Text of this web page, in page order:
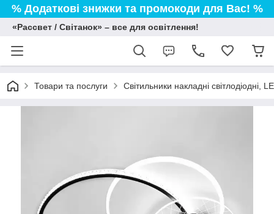
% Додаткові знижки та промокоди для Вас! %
«Рассвет / Світанок» – все для освітлення!
Товари та послуги Світильники накладні світлодіодні,